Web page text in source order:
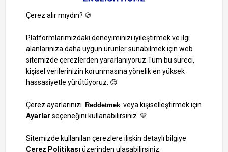
1000 TL ve Üzeri Alışverişlerinizde Kargo Bedava!
Bilgi Toplum Hizmetleri
KVKK Veri İşleme Politikamız
Site Haritası